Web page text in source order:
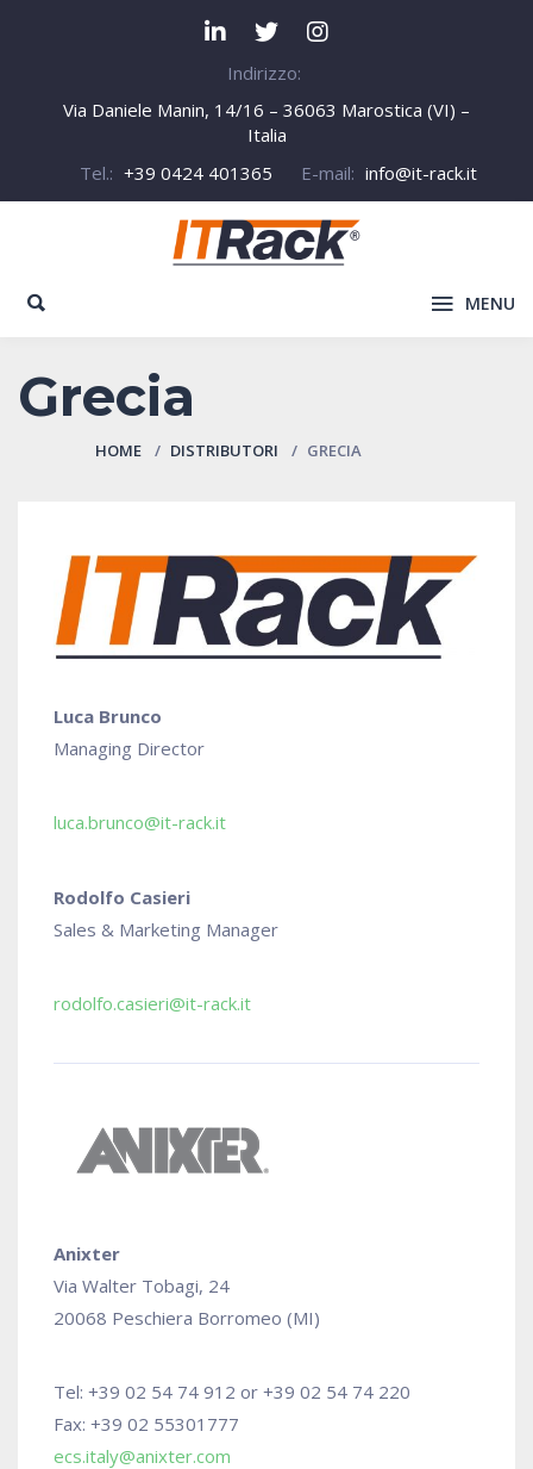
Indirizzo:
Via Daniele Manin, 14/16 – 36063 Marostica (VI) –
Italia
Tel.: +39 0424 401365 E-mail: info@it-rack.it
MENU
Grecia
HOME DISTRIBUTORI GRECIA
Luca Brunco
Managing Director
luca.brunco@it-rack.it
Rodolfo Casieri
Sales & Marketing Manager
rodolfo.casieri@it-rack.it
Anixter
Via Walter Tobagi, 24
20068 Peschiera Borromeo (MI)
Tel: +39 02 54 74 912 or +39 02 54 74 220
Fax: +39 02 55301777
ecs.italy@anixter.com